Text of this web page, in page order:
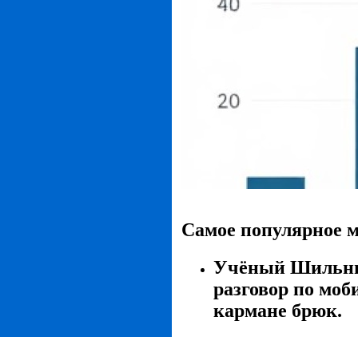
Самое популярное
Учёный
разговор по
кармане брюк.